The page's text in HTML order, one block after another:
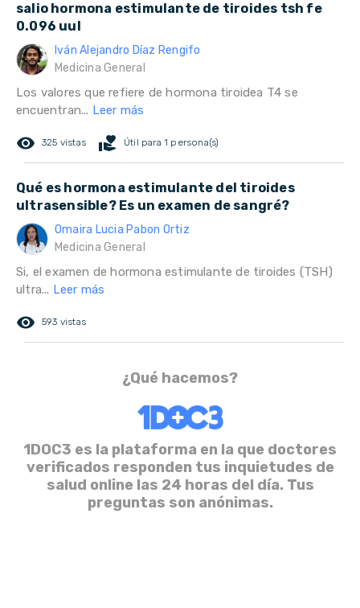
salio hormona estimulante de tiroides tsh fe
0.096 uul
Iván Alejandro Díaz Rengifo
Medicina General
Los valores que refiere de hormona tiroidea T4 se
encuentran... Leer más
remove_red_eye 325 vistas volunteer_activism Útil para 1 persona(s)
Qué es hormona estimulante del tiroides
ultrasensible? Es un examen de sangré?
Omaira Lucia Pabon Ortiz
Medicina General
Si, el examen de hormona estimulante de tiroides (TSH)
ultra... Leer más
remove_red_eye 593 vistas
¿Qué hacemos?
1DOC3 es la plataforma en la que doctores
verificados responden tus inquietudes de
salud online las 24 horas del día. Tus
preguntas son anónimas.